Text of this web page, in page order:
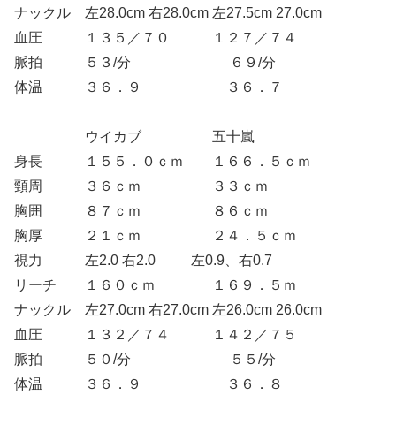
ナックル 左28.0cm 右28.0cm 左27.5cm 27.0cm
血圧 １３５／７０ １２７／７４
脈拍 ５３/分 ６９/分
体温 ３６．９ ３６．７
ウイカブ 五十嵐
身長 １５５．０ｃｍ １６６．５ｃｍ
頸周 ３６ｃｍ ３３ｃｍ
胸囲 ８７ｃｍ ８６ｃｍ
胸厚 ２１ｃｍ ２４．５ｃｍ
視力 左2.0 右2.0 左0.9、右0.7
リーチ １６０ｃｍ １６９．５ｍ
ナックル 左27.0cm 右27.0cm 左26.0cm 26.0cm
血圧 １３２／７４ １４２／７５
脈拍 ５０/分 ５５/分
体温 ３６．９ ３６．８